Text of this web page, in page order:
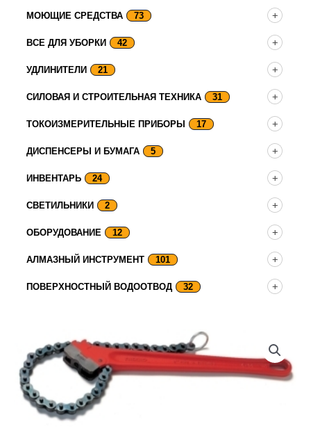
МОЮЩИЕ СРЕДСТВА 73
ВСЕ ДЛЯ УБОРКИ 42
УДЛИНИТЕЛИ 21
СИЛОВАЯ И СТРОИТЕЛЬНАЯ ТЕХНИКА 31
ТОКОИЗМЕРИТЕЛЬНЫЕ ПРИБОРЫ 17
ДИСПЕНСЕРЫ И БУМАГА 5
ИНВЕНТАРЬ 24
СВЕТИЛЬНИКИ 2
ОБОРУДОВАНИЕ 12
АЛМАЗНЫЙ ИНСТРУМЕНТ 101
ПОВЕРХНОСТНЫЙ ВОДООТВОД 32